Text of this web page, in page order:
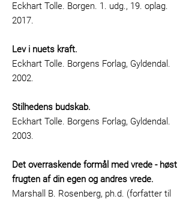
Eckhart Tolle. Borgen. 1. udg., 19. oplag.
2017.
Lev i nuets kraft.
Eckhart Tolle. Borgens Forlag, Gyldendal.
2002.
Stilhedens budskab.
Eckhart Tolle. Borgens Forlag, Gyldendal.
2003.
Det overraskende formål med vrede - høst
frugten af din egen og andres vrede.
Marshall B. Rosenberg, ph.d. (forfatter til